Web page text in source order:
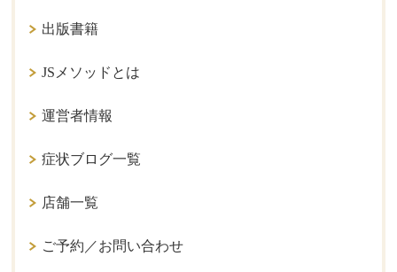
出版書籍
JSメソッドとは
運営者情報
症状ブログ一覧
店舗一覧
ご予約／お問い合わせ